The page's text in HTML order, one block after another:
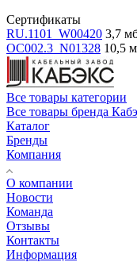
Сертификаты
RU.1101_W00420 3,7
OC002.3_N01328 10,5
Все товары категории
Все товары бренда
Каталог
Бренды
Компания
О компании
Новости
Команда
Отзывы
Контакты
Информация